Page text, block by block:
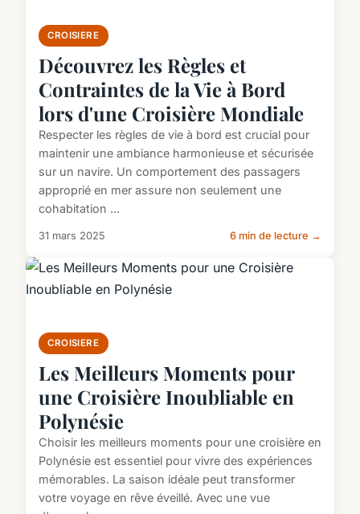
CROISIERE
Découvrez les Règles et
Contraintes de la Vie à Bord
lors d'une Croisière Mondiale
Respecter les règles de vie à bord est crucial pour
maintenir une ambiance harmonieuse et sécurisée
sur un navire. Un comportement des passagers
approprié en mer assure non seulement une
cohabitation ...
31 mars 2025 6 min de lecture →
CROISIERE
Les Meilleurs Moments pour
une Croisière Inoubliable en
Polynésie
Choisir les meilleurs moments pour une croisière en
Polynésie est essentiel pour vivre des expériences
mémorables. La saison idéale peut transformer
votre voyage en rêve éveillé. Avec une vue